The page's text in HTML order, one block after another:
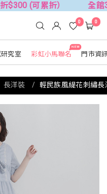
可累折） 全館3件
究室
NEW
彩虹小馬聯名 門市資
0 0
長洋裝 輕民族風緹花刺繡